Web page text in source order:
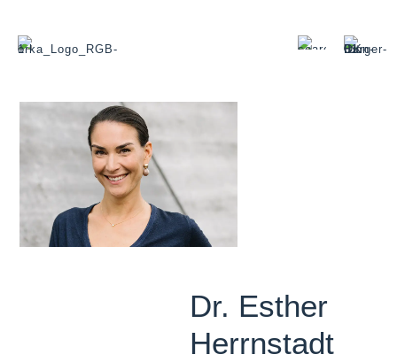
Dr. Esther
Herrnstadt